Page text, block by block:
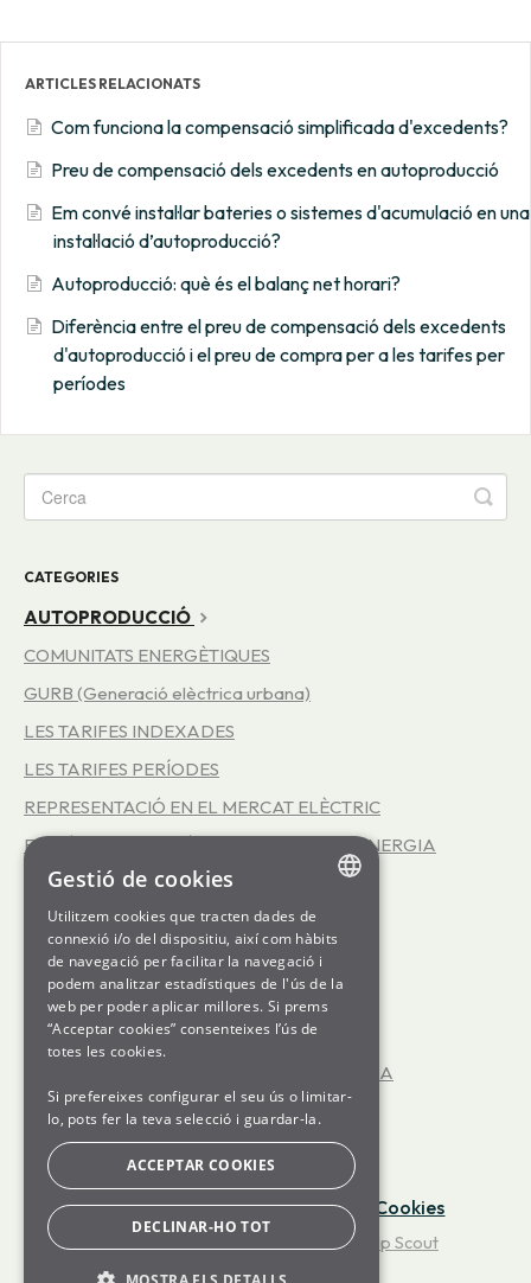
ARTICLES RELACIONATS
Com funciona la compensació simplificada d'excedents?
Preu de compensació dels excedents en autoproducció
Em convé instal·lar bateries o sistemes d'acumulació en una
instal·lació d’autoproducció?
Autoproducció: què és el balanç net horari?
Diferència entre el preu de compensació dels excedents
d'autoproducció i el preu de compra per a les tarifes per
períodes
CATEGORIES
AUTOPRODUCCIÓ
COMUNITATS ENERGÈTIQUES
GURB (Generació elèctrica urbana)
LES TARIFES INDEXADES
LES TARIFES PERÍODES
REPRESENTACIÓ EN EL MERCAT ELÈCTRIC
EFICIÈNCIA ENERGÈTICA - SERVEI INFOENERGIA
LA COOPERATIVA SOM ENERGIA
LES TARIFES 3.0TD
LES TARIFES D'ALTA TENSIÓ
GENERATION kWh
JA TINC LA LLUM CONTRACTADA
ENCARA NO TINC LA LLUM CONTRACTADA
OFICINA VIRTUAL
FUNCIONAMENT DEL MERCAT ELÈCTRIC
Avís Legal·Política de Privacitat Cookies
Powered by Help Scout
ENGLISH
SPANISH
GL
Gestió de cookies
Utilitzem cookies que tracten dades de
connexió i/o del dispositiu, així com hàbits
de navegació per facilitar la navegació i
podem analitzar estadístiques de l'ús de la
web per poder aplicar millores. Si prems
“Acceptar cookies” consenteixes l’ús de
totes les cookies.
Si prefereixes configurar el seu ús o limitar-
lo, pots fer la teva selecció i guardar-la.
ACCEPTAR COOKIES
DECLINAR-HO TOT